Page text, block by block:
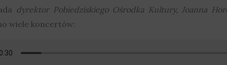
dyrektor Pobiedziskiego Ośrodka Kultury, Joanna
wiele koncertów: